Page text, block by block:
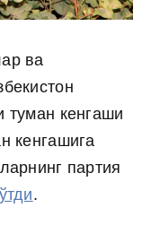
ва
туман кенгаши
кенгашига
партия
ўтди.